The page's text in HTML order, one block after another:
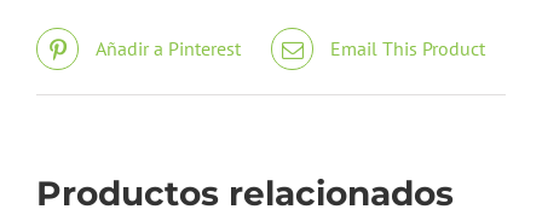
Añadir a Pinterest Email This Product
Productos relacionados